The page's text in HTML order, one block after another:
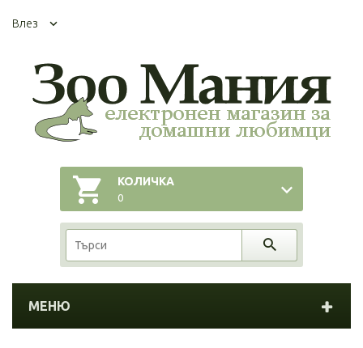
Влез
КОЛИЧКА
0
МЕНЮ